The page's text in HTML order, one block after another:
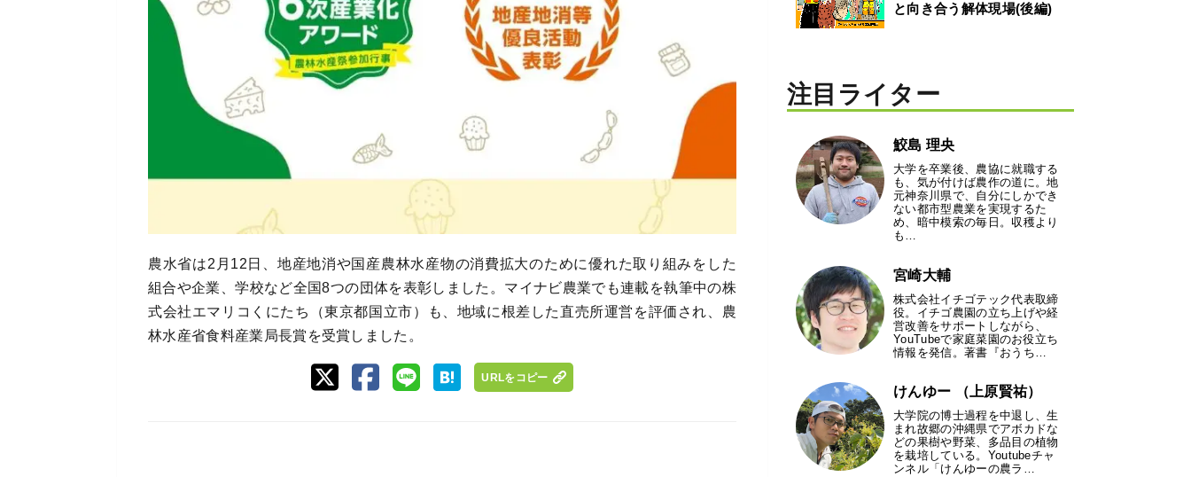
農水省は2月12日、地産地消や国産農林水産物の消費拡大のために優れた取り組みをした
組合や企業、学校など全国8つの団体を表彰しました。マイナビ農業でも連載を執筆中の株
式会社エマリコくにたち（東京都国立市）も、地域に根差した直売所運営を評価され、農
林水産省食料産業局長賞を受賞しました。
URLをコピー
と向き合う解体現場(後編)
注目ライター
鮫島 理央
大学を卒業後、農協に就職する
も、気が付けば農作の道に。地
元神奈川県で、自分にしかでき
ない都市型農業を実現するた
め、暗中模索の毎日。収穫より
も…
宮崎大輔
株式会社イチゴテック代表取締
役。イチゴ農園の立ち上げや経
営改善をサポートしながら、
YouTubeで家庭菜園のお役立ち
情報を発信。著書『おうち…
けんゆー （上原賢祐）
大学院の博士過程を中退し、生
まれ故郷の沖縄県でアボカドな
どの果樹や野菜、多品目の植物
を栽培している。Youtubeチャ
ンネル「けんゆーの農ラ…